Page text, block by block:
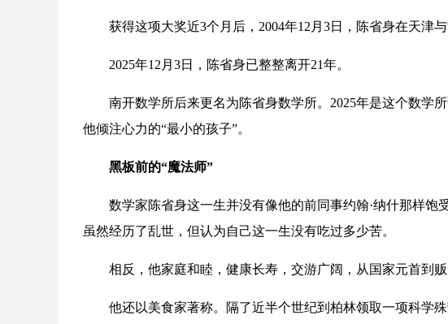
获得这项大奖近3个月后，2004年12月3日，陈省身在天津与
2025年12月3日，陈省身已整整离开21年。
南开数学所后来更名为陈省身数学所。2025年是这个数学所
他倾注心力的“最小的孩子”。
黑板前的“魔法师”
数学家陈省身这一生并没有像他的前同事约翰·纳什那样饱
虽然经历了乱世，但认为自己这一生没有吃过多少苦。
相反，他家庭和睦，健康长寿，交游广阔，从国家元首到贩
他还以美食家著称。隔了近半个世纪到柏林领取一项科学殊